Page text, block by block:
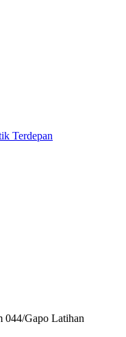
Terdepan
044/Gapo Latihan